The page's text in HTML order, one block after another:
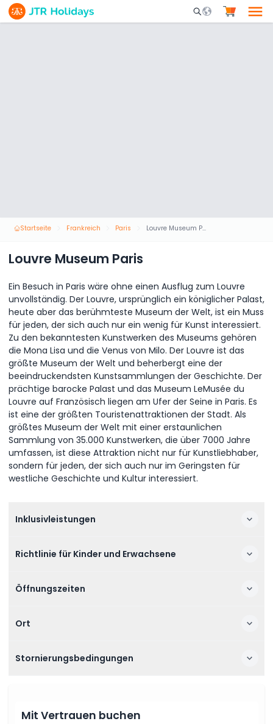
Mobile Search
Startseite Frankreich Paris Louvre Museum Paris
Louvre Museum Paris
Ein Besuch in Paris wäre ohne einen Ausflug zum Louvre
unvollständig. Der Louvre, ursprünglich ein königlicher Palast,
heute aber das berühmteste Museum der Welt, ist ein Muss
für jeden, der sich auch nur ein wenig für Kunst interessiert.
Zu den bekanntesten Kunstwerken des Museums gehören
die Mona Lisa und die Venus von Milo. Der Louvre ist das
größte Museum der Welt und beherbergt eine der
beeindruckendsten Kunstsammlungen der Geschichte. Der
prächtige barocke Palast und das Museum LeMusée du
Louvre auf Französisch liegen am Ufer der Seine in Paris. Es
ist eine der größten Touristenattraktionen der Stadt. Als
größtes Museum der Welt mit einer erstaunlichen
Sammlung von 35.000 Kunstwerken, die über 7000 Jahre
umfassen, ist diese Attraktion nicht nur für Kunstliebhaber,
sondern für jeden, der sich auch nur im Geringsten für
westliche Geschichte und Kultur interessiert.
Inklusivleistungen
Richtlinie für Kinder und Erwachsene
Öffnungszeiten
Ort
Stornierungsbedingungen
Mit Vertrauen buchen